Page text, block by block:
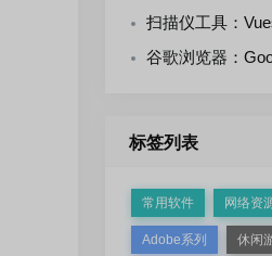
扫描仪工具：Vuescan
谷歌浏览器：Google Chrome-
标签列表
常用软件 网络资
Adobe系列 休闲